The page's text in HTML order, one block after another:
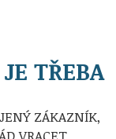
TŘEBA
ZÁKAZNÍK,